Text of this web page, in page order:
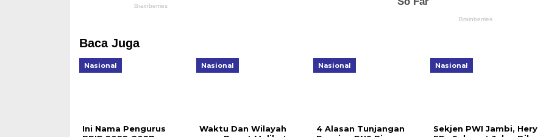
Baca Juga
Nasional
Ini Nama Pengurus
Nasional
Waktu Dan Wilayah
Nasional
4 Alasan Tunjangan
Nasional
Sekjen PWI Jambi, Hery